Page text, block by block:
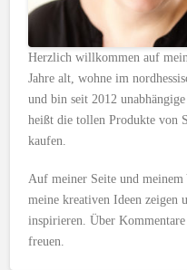
Herzlich willkommen auf
Jahre alt, wohne im
und bin seit 2012
heißt die tollen Produkte von
kaufen.
Auf meiner Seite und
meine kreativen Ideen zeigen
inspirieren. Über
freuen.